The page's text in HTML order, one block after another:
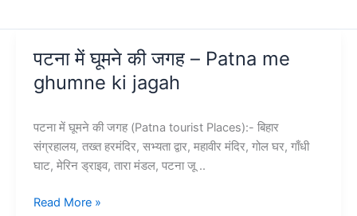
पटना में घूमने की जगह – Patna me
ghumne ki jagah
पटना में घूमने की जगह (Patna tourist Places):- बिहार
संग्रहालय, तख्त हरमंदिर, सभ्यता द्वार, महावीर मंदिर, गोल घर, गाँधी
घाट, मेरिन ड्राइव, तारा मंडल, पटना जू ..
पटना
Read More »